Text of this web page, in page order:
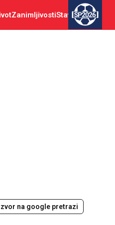
ZanimljivostiStav SP2026
na google pretrazi